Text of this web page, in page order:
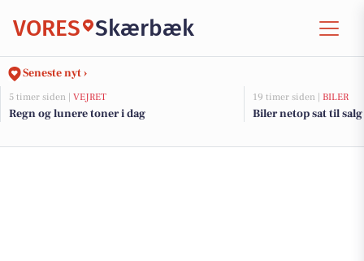
VORES Skærbæk
Seneste nyt ›
5 timer siden | VEJRET
Regn og lunere toner i dag
19 timer siden | BILER
Biler netop sat til